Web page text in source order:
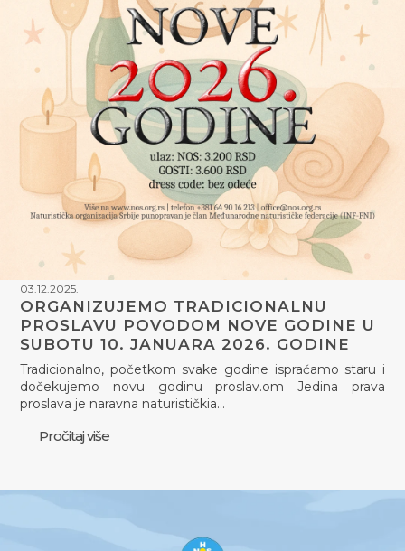
03.12.2025.
ORGANIZUJEMO TRADICIONALNU
PROSLAVU POVODOM NOVE GODINE U
SUBOTU 10. JANUARA 2026. GODINE
Tradicionalno, početkom svake godine ispraćamo staru i
dočekujemo novu godinu proslav.om Jedina prava
proslava je naravna naturističkia…
Pročitaj više